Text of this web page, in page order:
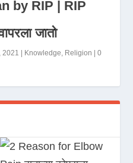
by RIP | RIP
जातो
2021 Knowledge, Religion |0